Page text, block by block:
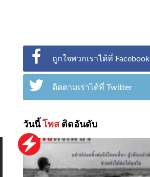
ถูกใจพวกเราได้ที่ Facebook
ติดตามเราได้ที่ Twitter
วันนี้ โพสติดอันดับ